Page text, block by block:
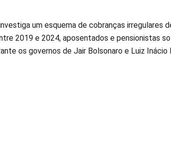
um esquema de cobranças irregulares
2019 e 2024, aposentados e pensionistas
os governos de Jair Bolsonaro e Luiz Inácio